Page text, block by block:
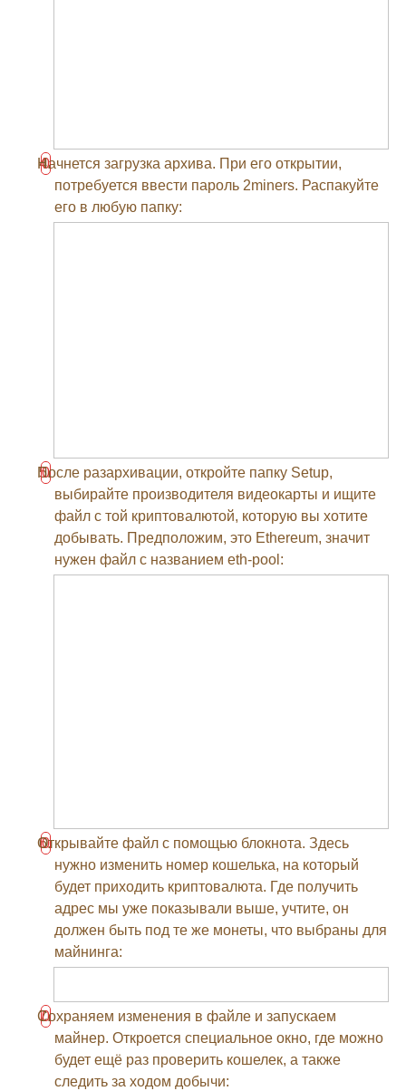
Начнется загрузка архива. При его открытии,
потребуется ввести пароль 2miners. Распакуйте
его в любую папку:
После разархивации, откройте папку Setup,
выбирайте производителя видеокарты и ищите
файл с той криптовалютой, которую вы хотите
добывать. Предположим, это Ethereum, значит
нужен файл с названием eth-pool:
Открывайте файл с помощью блокнота. Здесь
нужно изменить номер кошелька, на который
будет приходить криптовалюта. Где получить
адрес мы уже показывали выше, учтите, он
должен быть под те же монеты, что выбраны для
майнинга:
Сохраняем изменения в файле и запускаем
майнер. Откроется специальное окно, где можно
будет ещё раз проверить кошелек, а также
следить за ходом добычи: